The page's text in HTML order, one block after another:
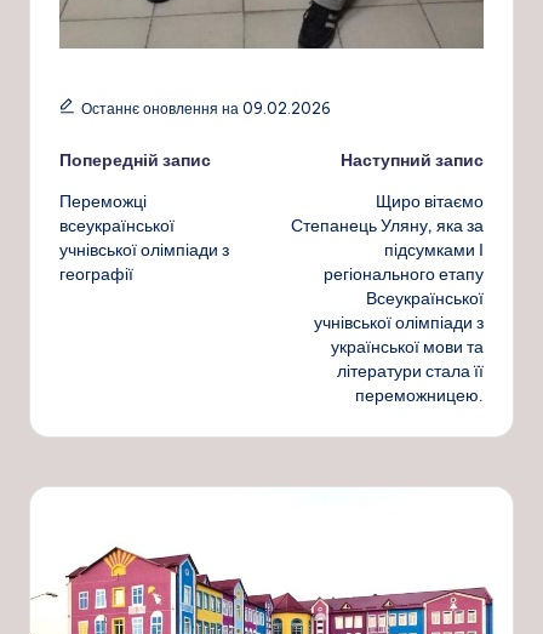
Останнє оновлення на 09.02.2026
Навігація
по
запису
Попередній запис
Переможці
всеукраїнської
учнівської олімпіади з
географії
Наступний запис
Щиро вітаємо
Степанець Уляну, яка за
підсумками І
регіонального етапу
Всеукраїнської
учнівської олімпіади з
української мови та
літератури стала її
переможницею.